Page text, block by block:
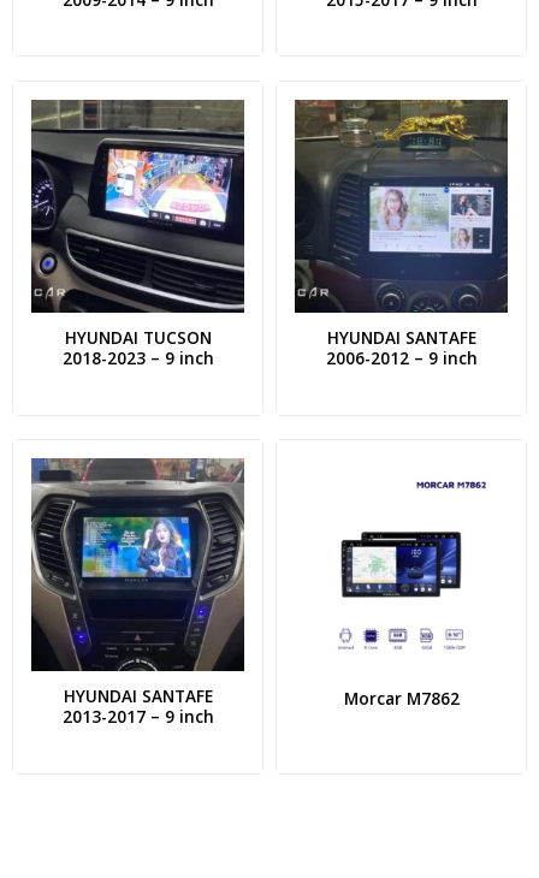
HYUNDAI TUCSON
2018-2023 – 9 inch
HYUNDAI SANTAFE
2006-2012 – 9 inch
HYUNDAI SANTAFE
2013-2017 – 9 inch
Morcar M7862